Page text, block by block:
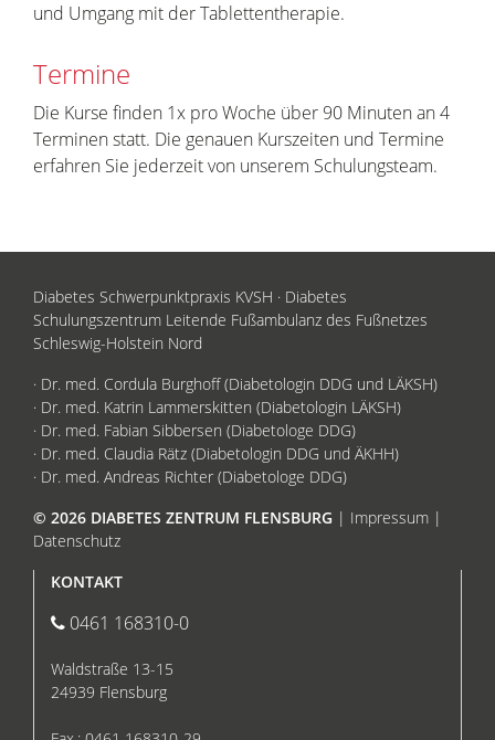
und Umgang mit der Tablettentherapie.
Termine
Die Kurse finden 1x pro Woche über 90 Minuten an 4
Terminen statt. Die genauen Kurszeiten und Termine
erfahren Sie jederzeit von unserem Schulungsteam.
Diabetes Schwerpunktpraxis KVSH · Diabetes
Schulungszentrum Leitende Fußambulanz des Fußnetzes
Schleswig-Holstein Nord
· Dr. med. Cordula Burghoff (Diabetologin DDG und LÄKSH)
· Dr. med. Katrin Lammerskitten (Diabetologin LÄKSH)
· Dr. med. Fabian Sibbersen (Diabetologe DDG)
· Dr. med. Claudia Rätz (Diabetologin DDG und ÄKHH)
· Dr. med. Andreas Richter (Diabetologe DDG)
© 2026 DIABETES ZENTRUM FLENSBURG | Impressum |
Datenschutz
KONTAKT
0461 168310-0
Waldstraße 13-15
24939 Flensburg